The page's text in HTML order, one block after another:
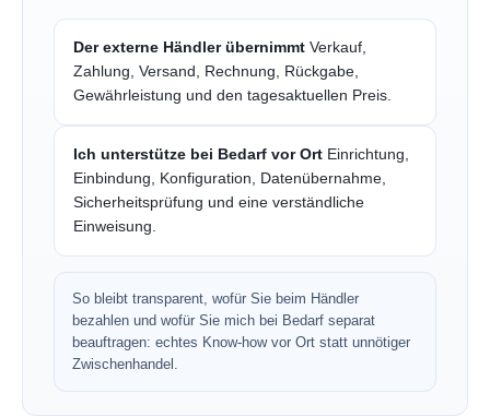
Der externe Händler übernimmt Verkauf,
Zahlung, Versand, Rechnung, Rückgabe,
Gewährleistung und den tagesaktuellen Preis.
Ich unterstütze bei Bedarf vor Ort Einrichtung,
Einbindung, Konfiguration, Datenübernahme,
Sicherheitsprüfung und eine verständliche
Einweisung.
So bleibt transparent, wofür Sie beim Händler
bezahlen und wofür Sie mich bei Bedarf separat
beauftragen: echtes Know-how vor Ort statt unnötiger
Zwischenhandel.